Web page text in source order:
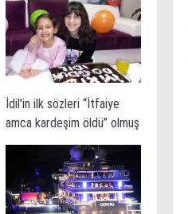
İdil'in ilk sözleri “İtfaiye
amca kardeşim öldü” olmuş